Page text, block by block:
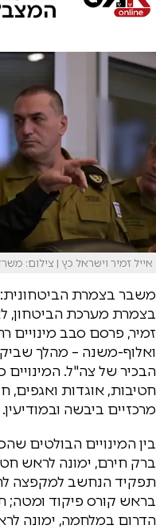
אייל זמיר וישראל כץ | צילום:
משבר בצמרת הביטחונית:
בצמרת מערכת הביטחון,
זמיר, פרסם סבב מינויים
ואלוף-משנה – מהלך
הבכיר של צה"ל.
חטיבות, אוגדות ואגפים,
מרכזיים ביבשה ובמודיעין.
בין המינויים הבולטים
ברק חירם, ימונה לראש
תפקיד הנחשב למקפצה
בראש קורס פיקוד ומטה;
הדרום במלחמה, ימונה